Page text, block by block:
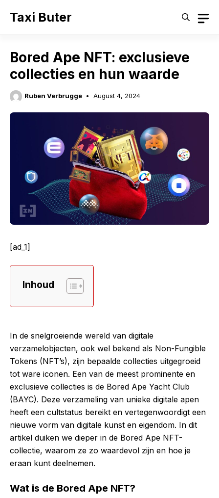
Taxi Buter
Bored Ape NFT: exclusieve
collecties en hun waarde
Ruben Verbrugge August 4, 2024
[ad_1]
Inhoud
In de snelgroeiende wereld van digitale
verzamelobjecten, ook wel bekend als Non-Fungible
Tokens (NFT’s), zijn bepaalde collecties uitgegroeid
tot ware iconen. Een van de meest prominente en
exclusieve collecties is de Bored Ape Yacht Club
(BAYC). Deze verzameling van unieke digitale apen
heeft een cultstatus bereikt en vertegenwoordigt een
nieuwe vorm van digitale kunst en eigendom. In dit
artikel duiken we dieper in de Bored Ape NFT-
collectie, waarom ze zo waardevol zijn en hoe je
eraan kunt deelnemen.
Wat is de Bored Ape NFT?